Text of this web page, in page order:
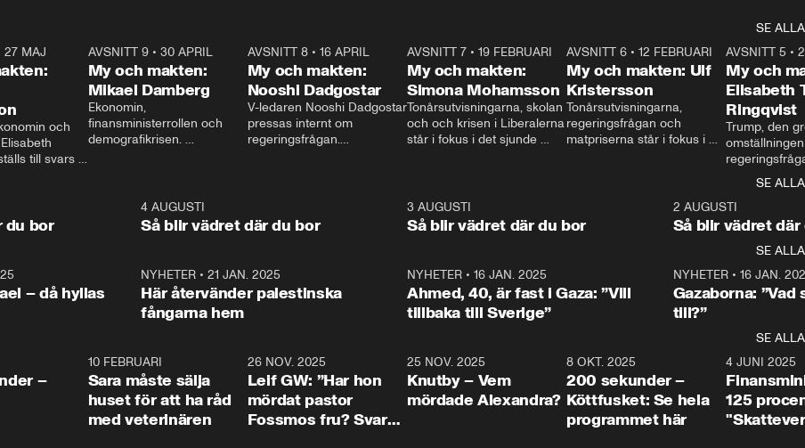
SE ALLA
27 MAJ
och
till svars
AVSNITT 9• 30 APRIL
My och makten:
Mikael Damberg
Ekonomin,
finansministerrollen och
demografikrisen.
och Makten.
AVSNITT 8• 16 APRIL
My och makten:
Nooshi Dadgostar
V-ledaren Nooshi Dadgostar
pressas internt om
regeringsfrågan.
– Vi ställer upp i val. Ska vi
vara med så sitter vi förstås
24:30
AVSNITT 7• 19 FEBRUARI
My och makten:
Simona Mohamsson
Tonårsutvisningarna, skolan
och och krisen i Liberalerna
står i fokus i det sjunde
kommentator My
Rohwedder ställer
utbildnings- och
Mohamsson till svars.
27:30
AVSNITT 6 •12 FEBRUARI
My och makten: Ulf
Kristersson
Tonårsutvisningarna,
regeringsfrågan och
matpriserna står i fokus i
Rohwedder ställer
statsminister Ulf Kristersson
AVSNITT 5 •
My och
Elisabeth
Ringqvist
Trump, den
centrum i
avsnittet av
Makten”. Se
Aftonbladets
Rohwedder
Thand Ring
SE ALLA
1:06
du bor
4 AUGUSTI
Så blir vädret där du bor
3 AUGUSTI
Så blir vädret där du bor
2 AUGUSTI
Så blir vädret där
SE ALLA
– då hyllas
NYHETER •21 JAN. 2025
Här återvänder palestinska
fångarna hem
NYHETER• 16 JAN. 2025
Ahmed, 40, är fast i Gaza: ”Vill
tillbaka till Sverige”
NYHETER• 16 JAN.
Gazaborna:
till?”
SE ALLA
–
10 FEBRUARI
Sara måste sälja
huset för att ha råd
med veterinären
26 NOV. 2025
Leif GW: ”Har hon
mördat pastor
Fossmos fru? Svar
31:05
25 NOV. 2025
Knutby – Vem
mördade Alexandra?
4:29
8 OKT. 2025
200 sekunder –
Köttfusket: Se hela
programmet här
4 JUNI 2025
125